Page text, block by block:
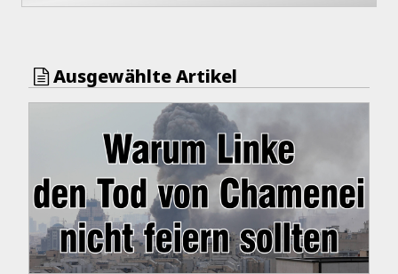
Ausgewählte Artikel